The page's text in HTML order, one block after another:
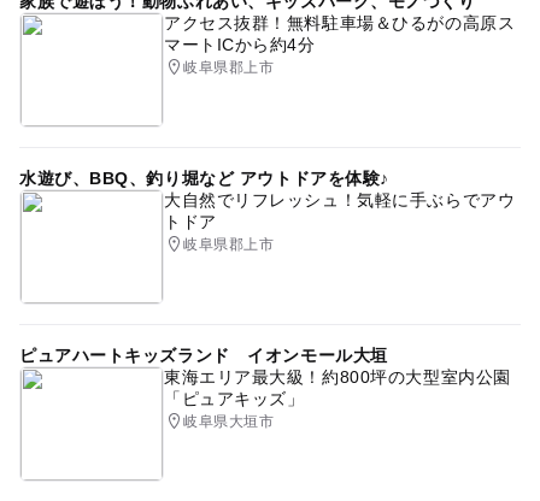
応募方法
このイベントの受付は終了しました。
予約ページ
アクセス抜群！無料駐車場＆ひるがの高原ス
マートICから約4分
岐阜県郡上市
水遊び、BBQ、釣り堀など アウトドアを体験♪
大自然でリフレッシュ！気軽に手ぶらでアウ
トドア
岐阜県郡上市
ピュアハートキッズランド イオンモール大垣
東海エリア最大級！約800坪の大型室内公園
「ピュアキッズ」
岐阜県大垣市